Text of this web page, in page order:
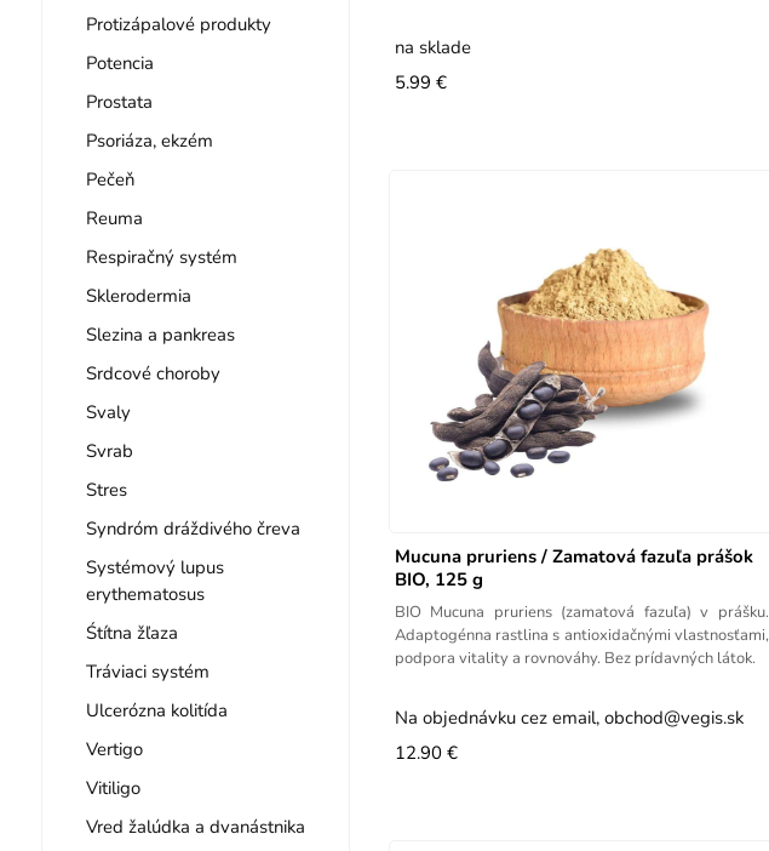
Protizápalové produkty
Potencia
Prostata
Psoriáza, ekzém
Pečeň
Reuma
Respiračný systém
Sklerodermia
Slezina a pankreas
Srdcové choroby
Svaly
Svrab
Stres
Syndróm dráždivého čreva
Systémový lupus
erythematosus
Śtítna žľaza
Tráviaci systém
Ulcerózna kolitída
Vertigo
Vitiligo
Vred žalúdka a dvanástnika
na sklade
5.99 €
Mucuna pruriens / Zamatová fazuľa prášok
BIO, 125 g
BIO Mucuna pruriens (zamatová fazuľa) v prášku.
Adaptogénna rastlina s antioxidačnými vlastnosťami,
podpora vitality a rovnováhy. Bez prídavných látok.
Na objednávku cez email, obchod@vegis.sk
12.90 €